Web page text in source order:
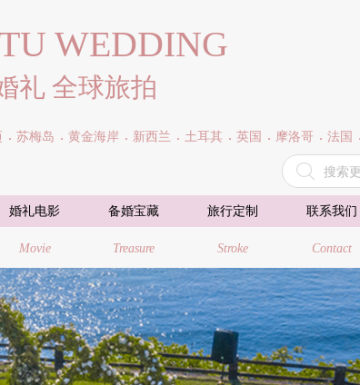
WEDDING
礼 全球旅拍
苏梅岛 黄金海岸 新西兰 土耳其 英国 摩洛哥 法国

婚礼电影
Movie
备婚宝藏
Treasure
旅行定制
Stroke
联系我们
Contact